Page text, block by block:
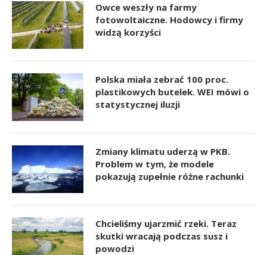
Owce weszły na farmy
fotowoltaiczne. Hodowcy i firmy
widzą korzyści
Polska miała zebrać 100 proc.
plastikowych butelek. WEI mówi o
statystycznej iluzji
Zmiany klimatu uderzą w PKB.
Problem w tym, że modele
pokazują zupełnie różne rachunki
Chcieliśmy ujarzmić rzeki. Teraz
skutki wracają podczas susz i
powodzi